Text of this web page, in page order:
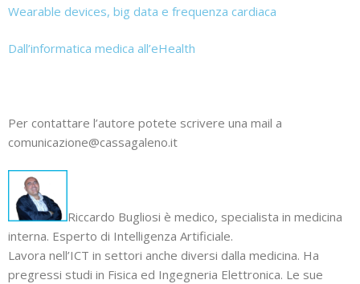
Wearable devices, big data e frequenza cardiaca
Dall’informatica medica all’eHealth
Per contattare l’autore potete scrivere una mail a
comunicazione@cassagaleno.it
Riccardo Bugliosi è medico, specialista in medicina
interna. Esperto di Intelligenza Artificiale.
Lavora nell’ICT in settori anche diversi dalla medicina. Ha
pregressi studi in Fisica ed Ingegneria Elettronica. Le sue